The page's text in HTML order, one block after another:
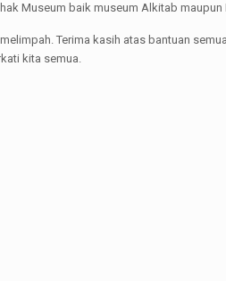
Museum baik museum Alkitab
Terima kasih atas bantuan
kita semua.